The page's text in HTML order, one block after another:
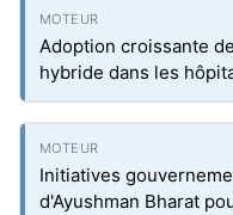
Adoption croissante
hybride dans les
Initiatives
d'Ayushman Bharat